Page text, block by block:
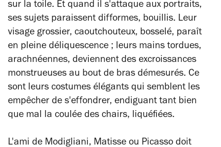
sur la toile. Et quand il s'attaque aux portraits,
ses sujets paraissent difformes, bouillis. Leur
visage grossier, caoutchouteux, bosselé, paraît
en pleine déliquescence ; leurs mains tordues,
arachnéennes, deviennent des excroissances
monstrueuses au bout de bras démesurés. Ce
sont leurs costumes élégants qui semblent les
empêcher de s'effondrer, endiguant tant bien
que mal la coulée des chairs, liquéfiées.
L'ami de Modigliani, Matisse ou Picasso doit